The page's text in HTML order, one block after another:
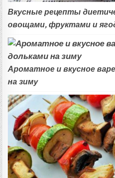
Вкусные рецепты
овощами, фруктами и
Ароматное и вкусное
на зиму